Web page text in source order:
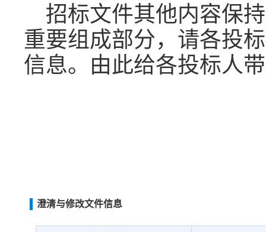
招标文件其他内容保
重要组成部分，请各投
信息。由此给各投标人
澄清与修改文件信息